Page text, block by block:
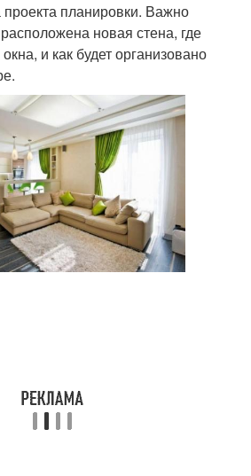
проекта планировки. Важно
новая стена, где
и как будет организовано